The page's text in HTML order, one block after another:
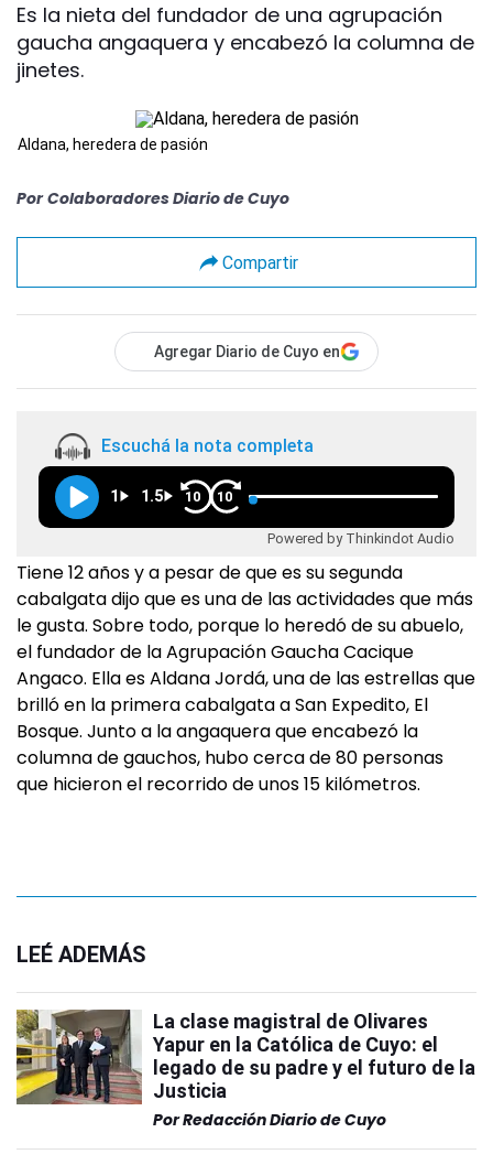
Es la nieta del fundador de una agrupación
gaucha angaquera y encabezó la columna de
jinetes.
Aldana, heredera de pasión
Por Colaboradores Diario de Cuyo
Compartir
Agregar Diario de Cuyo en
Escuchá la nota completa
1 1.5 10 10
Powered by Thinkindot Audio
Tiene 12 años y a pesar de que es su segunda
cabalgata dijo que es una de las actividades que más
le gusta. Sobre todo, porque lo heredó de su abuelo,
el fundador de la Agrupación Gaucha Cacique
Angaco. Ella es Aldana Jordá, una de las estrellas que
brilló en la primera cabalgata a San Expedito, El
Bosque. Junto a la angaquera que encabezó la
columna de gauchos, hubo cerca de 80 personas
que hicieron el recorrido de unos 15 kilómetros.
LEÉ ADEMÁS
La clase magistral de Olivares
Yapur en la Católica de Cuyo: el
legado de su padre y el futuro de la
Justicia
PorRedacción Diario de Cuyo